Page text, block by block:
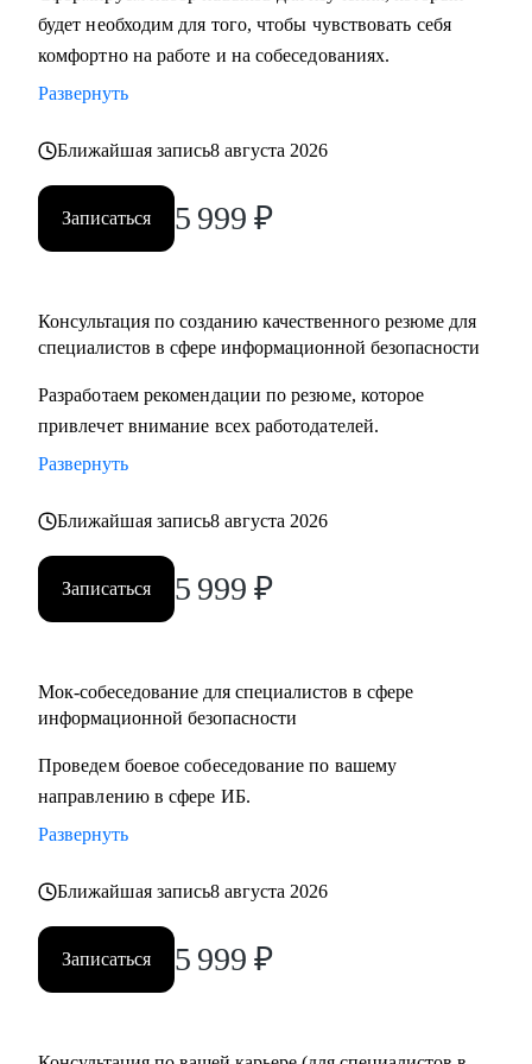
слабые стороны.
• Подготовка к обсуждению пересмотра заработной платы.
• Разработка карьерного плана развития и роадмапа.
Кому могу помочь:
• Специалистам всех уровней в области информационной
безопасности.
• Новичкам, кто только начинает свой путь или столкнулся
будет необходим для того, чтобы чувствовать себя
комфортно на работе и на собеседованиях.
Развернуть
Ближайшая запись8 августа 2026
Записаться 5 999 ₽
Консультация по созданию качественного резюме для
специалистов в сфере информационной безопасности
Разработаем рекомендации по резюме, которое
привлечет внимание всех работодателей.
Развернуть
Ближайшая запись8 августа 2026
Записаться 5 999 ₽
Мок-собеседование для специалистов в сфере
информационной безопасности
Проведем боевое собеседование по вашему
направлению в сфере ИБ.
Развернуть
Ближайшая запись8 августа 2026
Записаться 5 999 ₽